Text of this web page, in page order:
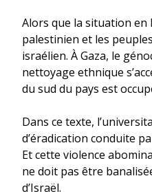
Alors que la situation en
palestinien et les
israélien. À Gaza, le
nettoyage ethnique
du sud du pays est
Dans ce texte,
d’éradication conduite
Et cette violence
ne doit pas être
d’Israël.